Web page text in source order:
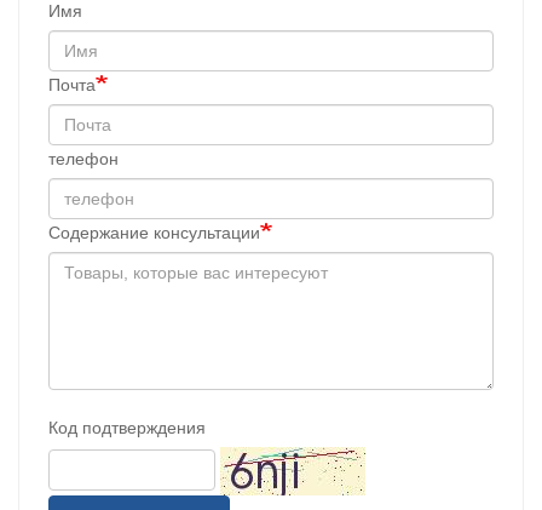
Имя
Почта
телефон
Содержание консультации
Код подтверждения